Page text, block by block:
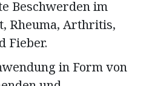
Beschwerden im
Rheuma, Arthritis,
Fieber.
in Form von